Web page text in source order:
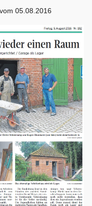
05.08.2016